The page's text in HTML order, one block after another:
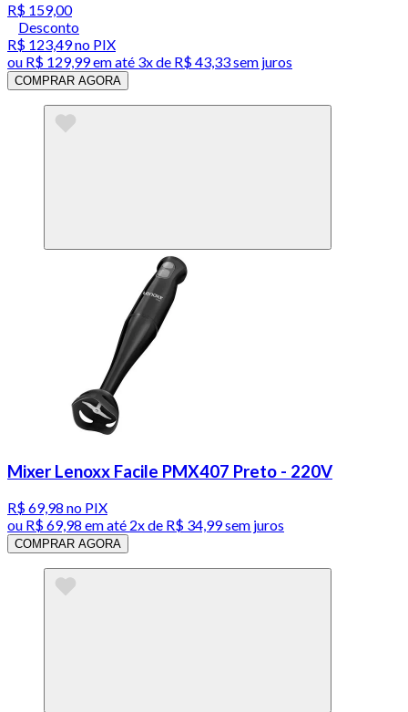
R$ 159,00
Desconto
R$ 123,49no PIX
ou R$ 129,99em até 3x de R$ 43,33 sem juros
COMPRAR AGORA
Mixer Lenoxx Facile PMX407 Preto - 220V
R$ 69,98 no PIX
ou R$ 69,98 em até 2x de R$ 34,99 sem juros
COMPRAR AGORA